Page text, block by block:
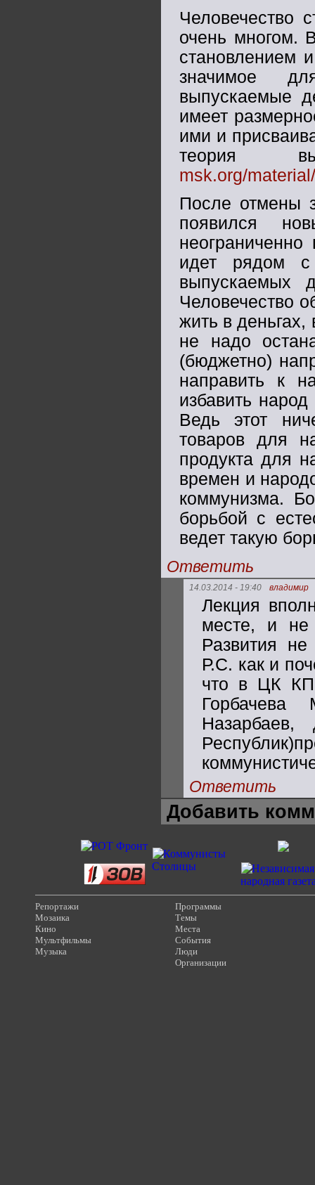
Человечество
очень многом.
становлением
значимое
выпускаемые
имеет
ими и
теория
msk.org/
После отмены
появился
идет рядом с
выпускаемых
Человечество
жить в
не надо
(бюджетно)
направить к
избавить
Ведь этот
товаров для
продукта для
времен и
коммунизма.
борьбой с
ведет такую
Ответить
14.03.2014 - 19:40 владимир
Лекция
месте, и не
Развития
Р.С. как и
что в ЦК
Назарбаев,
Ответить
Добавить
Репортажи
Мозаика
Кино
Мультфильмы
Музыка
Программы
Темы
Места
События
Люди
Организации